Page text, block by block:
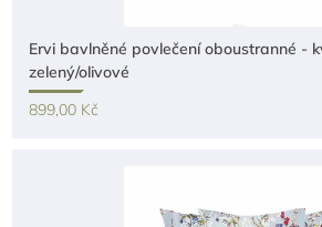
Ervi bavlněné povlečení oboustranné -
zelený/olivové
899,00 Kč